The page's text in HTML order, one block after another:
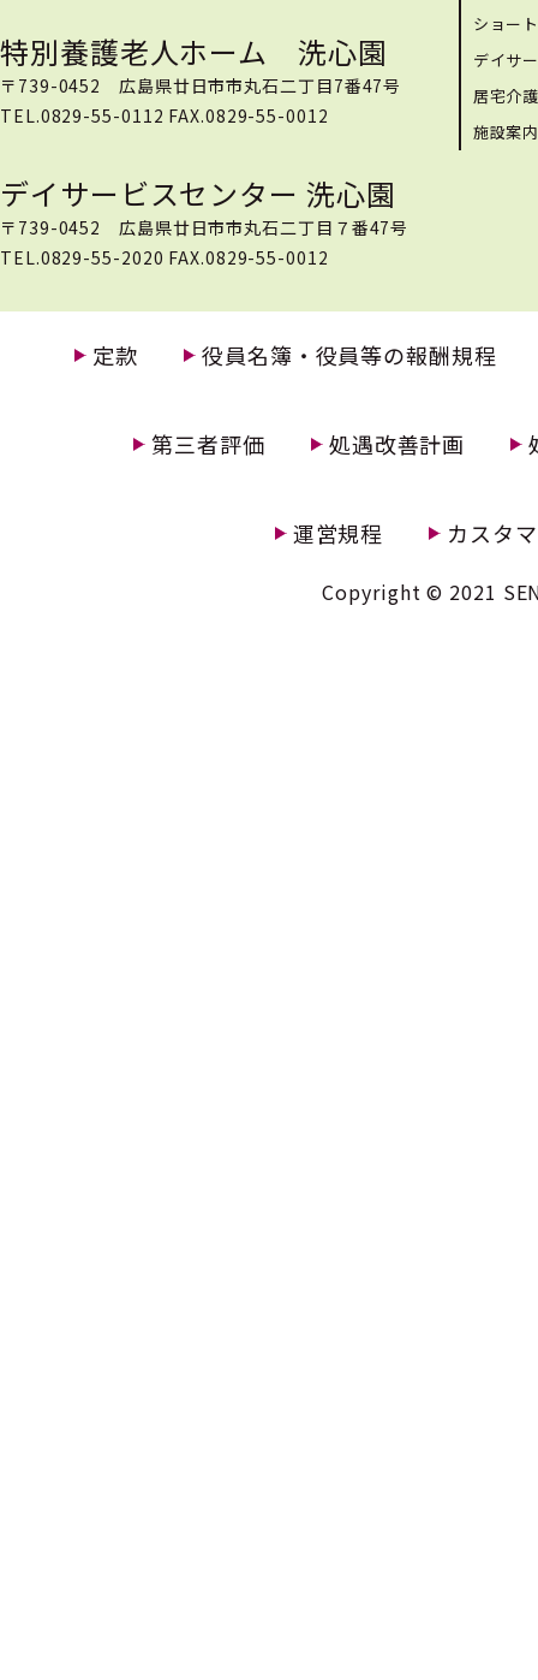
特別養護老人ホーム 洗心園
〒739-0452 広島県廿日市市丸石二丁目7番47号
TEL.0829-55-0112 FAX.0829-55-0012
デイサービスセンター 洗心園
〒739-0452 広島県廿日市市丸石二丁目７番47号
TEL.0829-55-2020 FAX.0829-55-0012
ショー
デイサ
居宅介
施設案
定款 役員名簿・役員等の報酬規程
第三者評価 処遇改善計画
運営規程 カスタ
Copyright © 2021